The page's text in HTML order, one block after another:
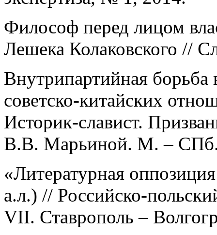
Философ перед лицом
Лешека Колаковского //
Внутрипартийная
советско-китайских
Историк-славист.
В.В. Марьиной. М. –
«Литературная
а.л.) // Российско-
VII. Ставрополь –